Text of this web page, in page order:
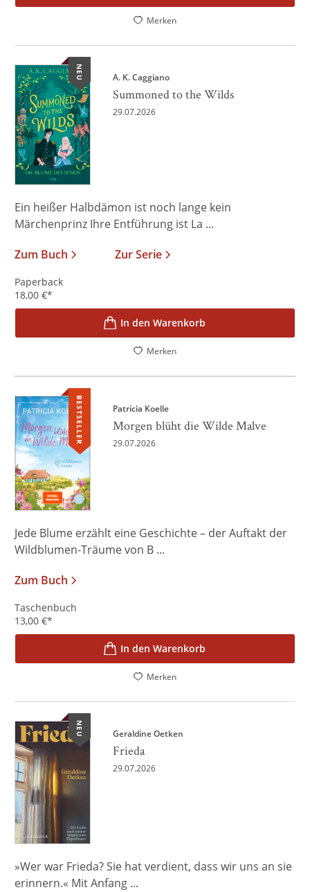
Merken
NEU A. K. Caggiano
Summoned to the Wilds
29.07.2026
Ein heißer Halbdämon ist noch lange kein
Märchenprinz Ihre Entführung ist La ...
Zum Buch
Zur Serie
Paperback
18,00 €*
In den Warenkorb
Merken
BESTSELLER Patricia Koelle
Morgen blüht die Wilde Malve
29.07.2026
Jede Blume erzählt eine Geschichte – der Auftakt der
Wildblumen-Träume von B ...
Zum Buch
Taschenbuch
13,00 €*
In den Warenkorb
Merken
NEU Geraldine Oetken
Frieda
29.07.2026
»Wer war Frieda? Sie hat verdient, dass wir uns an sie
erinnern.« Mit Anfang ...